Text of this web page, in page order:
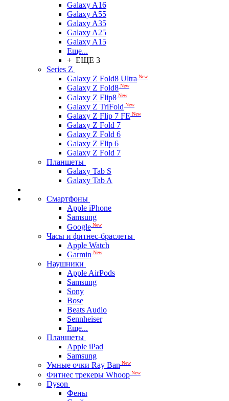
Galaxy A16
Galaxy A55
Galaxy A35
Galaxy A25
Galaxy A15
Еще...
+ ЕЩЕ 3
Series Z
Galaxy Z Fold8 Ultra New
Galaxy Z Fold8 New
Galaxy Z Flip8 New
Galaxy Z TriFold New
Galaxy Z Flip 7 FE New
Galaxy Z Fold 7
Galaxy Z Fold 6
Galaxy Z Flip 6
Galaxy Z Fold 7
Планшеты
Galaxy Tab S
Galaxy Tab A
Смартфоны
Apple iPhone
Samsung
Google New
Часы и фитнес-браслеты
Apple Watch
Garmin New
Наушники
Apple AirPods
Samsung
Sony
Bose
Beats Audio
Sennheiser
Еще...
Планшеты
Apple iPad
Samsung
Умные очки Ray Ban New
Фитнес трекеры Whoop New
Dyson
Фены